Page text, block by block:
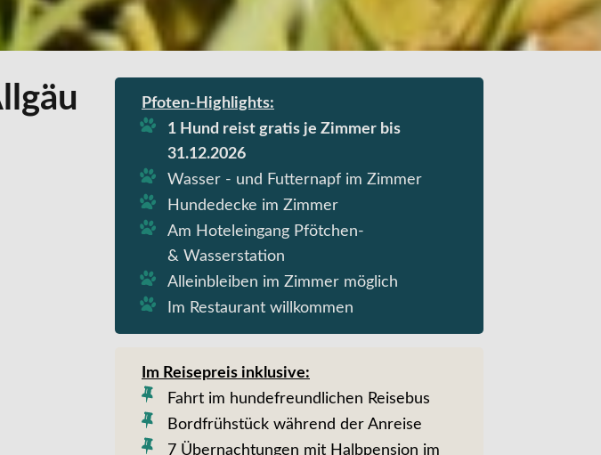
Pfoten-Highlights:
1 Hund reist gratis je Zimmer bis
31.12.2026
Wasser - und Futternapf im Zimmer
Hundedecke im Zimmer
Am Hoteleingang Pfötchen-
& Wasserstation
Alleinbleiben im Zimmer möglich
Im Restaurant willkommen
Im Reisepreis inklusive:
Fahrt im hundefreundlichen Reisebus
Bordfrühstück während der Anreise
7 Übernachtungen mit Halbpension im